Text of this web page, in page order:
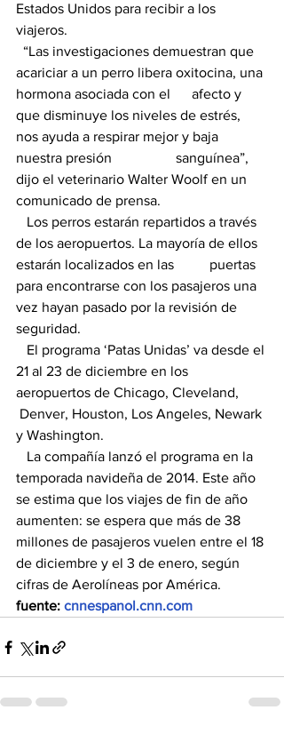
Estados Unidos para recibir a los
viajeros.
“Las investigaciones demuestran que
acariciar a un perro libera oxitocina, una
hormona asociada con el      afecto y
que disminuye los niveles de estrés,
nos ayuda a respirar mejor y baja
nuestra presión                  sanguínea”,
dijo el veterinario Walter Woolf en un
comunicado de prensa.
Los perros estarán repartidos a través
de los aeropuertos. La mayoría de ellos
estarán localizados en las          puertas
para encontrarse con los pasajeros una
vez hayan pasado por la revisión de
seguridad.
El programa ‘Patas Unidas’ va desde el
21 al 23 de diciembre en los
aeropuertos de Chicago, Cleveland,
Denver, Houston, Los Angeles, Newark
y Washington.
La compañía lanzó el programa en la
temporada navideña de 2014. Este año
se estima que los viajes de fin de año
aumenten: se espera que más de 38
millones de pasajeros vuelen entre el 18
de diciembre y el 3 de enero, según
cifras de Aerolíneas por América.
fuente: cnnespanol.cnn.com